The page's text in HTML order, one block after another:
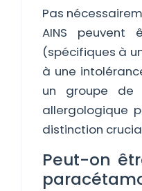
Pas
AINS peuvent
(spécifiques à
à une
un groupe de
allergologique
distinction
Peut-on